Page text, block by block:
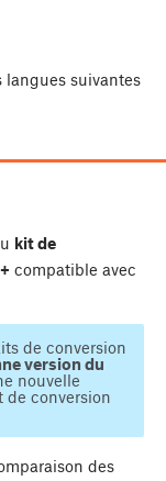
suivantes
kit de
compatible avec
de conversion
version du
nouvelle
de conversion
des